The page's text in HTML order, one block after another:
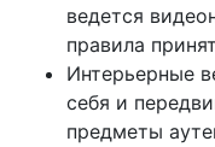
ведется
правила
Интерьерные
себя и
предметы